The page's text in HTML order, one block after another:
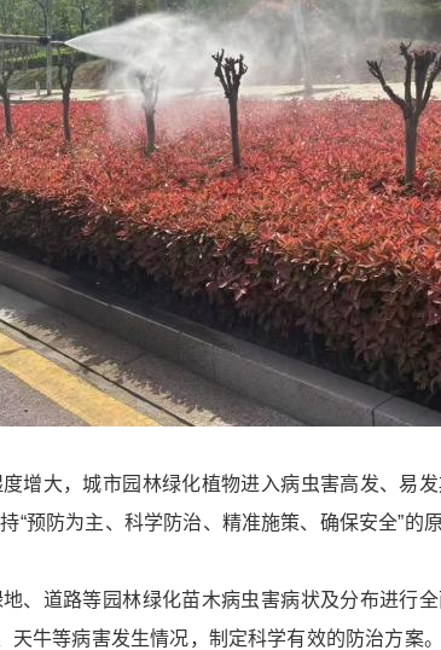
增大，城市园林绿化植物进入病虫害高发、易
“预防为主、科学防治、精准施策、确保安全”
、道路等园林绿化苗木病虫害病状及分布进行
天牛等病害发生情况，制定科学有效的防治方案